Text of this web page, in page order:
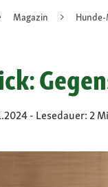
Magazin
- Lesedauer: 2